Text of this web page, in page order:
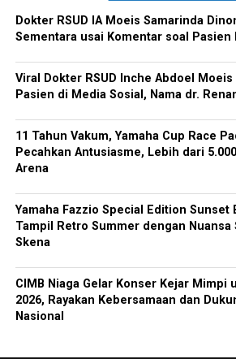
Dokter RSUD IA Moeis Samarinda
Sementara usai Komentar soal Pasien
Viral Dokter RSUD Inche Abdoel
Pasien di Media Sosial, Nama dr.
11 Tahun Vakum, Yamaha Cup Race
Pecahkan Antusiasme, Lebih dari
Arena
Yamaha Fazzio Special Edition Sunset
Tampil Retro Summer dengan Nuansa
Skena
CIMB Niaga Gelar Konser Kejar Mimpi
2026, Rayakan Kebersamaan dan
Nasional